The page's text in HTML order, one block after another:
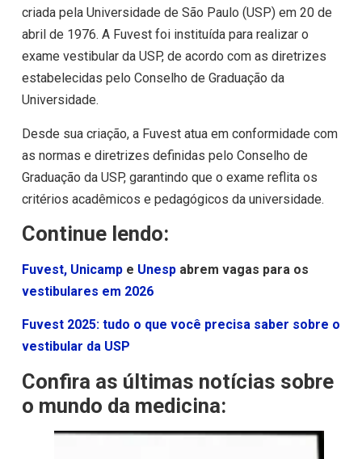
criada pela Universidade de São Paulo (USP) em 20 de
abril de 1976. A Fuvest foi instituída para realizar o
exame vestibular da USP, de acordo com as diretrizes
estabelecidas pelo Conselho de Graduação da
Universidade.
Desde sua criação, a Fuvest atua em conformidade com
as normas e diretrizes definidas pelo Conselho de
Graduação da USP, garantindo que o exame reflita os
critérios acadêmicos e pedagógicos da universidade.
Continue lendo:
Fuvest, Unicampe Unespabrem vagas para os
vestibulares em 2026
Fuvest 2025: tudo o que você precisa saber sobre o
vestibular da USP
Confira as últimas notícias sobre
o mundo da medicina: